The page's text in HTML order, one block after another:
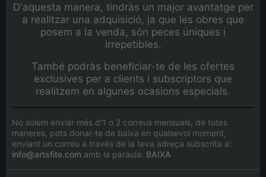
D'aquesta manera, tindràs un major avantatge per
a realitzar una adquisició, ja que les obres que
posem a la venda, són peces úniques i
irrepetibles.
També podràs beneficiar-te de les ofertes
exclusives per a clients i subscriptors que
realitzem en algunes ocasions especials.
No solem enviar més d'1 o 2 correus mensuals, de totes
maneres, pots donar-te de baixa en qualsevol moment,
enviant un correu a través de la teva adreça subscrita a:
info@artsfite.com amb la paraula: BAIXA